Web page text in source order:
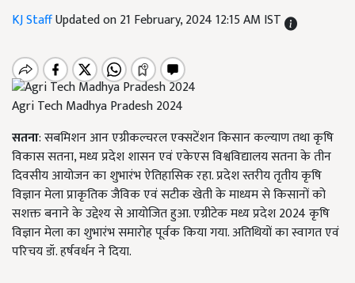
KJ StaffUpdated on 21 February, 2024 12:15 AM IST
Agri Tech Madhya Pradesh 2024
सतना: सबमिशन आन एग्रीकल्चरल एक्सटेंशन किसान कल्याण तथा कृषि
विकास सतना, मध्य प्रदेश शासन एवं एकेएस विश्वविद्यालय सतना के तीन
दिवसीय आयोजन का शुभारंभ ऐतिहासिक रहा. प्रदेश स्तरीय तृतीय कृषि
विज्ञान मेला प्राकृतिक जैविक एवं सटीक खेती के माध्यम से किसानों को
सशक्त बनाने के उद्देश्य से आयोजित हुआ. एग्रीटेक मध्य प्रदेश 2024 कृषि
विज्ञान मेला का शुभारंभ समारोह पूर्वक किया गया. अतिथियों का स्वागत एवं
परिचय डॉ. हर्षवर्धन ने दिया.